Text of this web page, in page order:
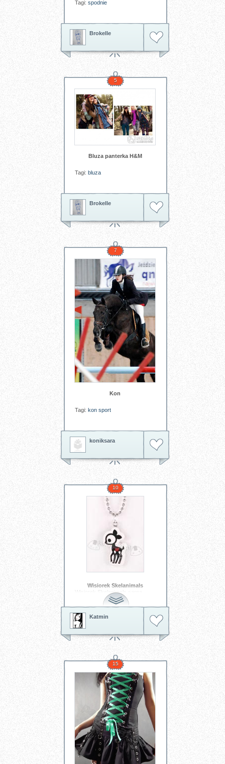
Tagi: spodnie
Brokelle
5
Bluza panterka H&M
Tagi: bluza
Brokelle
7
Kon
Tagi: kon sport
koniksara
10
Wisiorek Skelanimals
Wisiorek Skelanimals sarna
Katmin
15